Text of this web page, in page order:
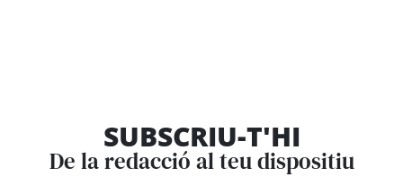
SUBSCRIU-T'HI
De la redacció al teu dispositiu